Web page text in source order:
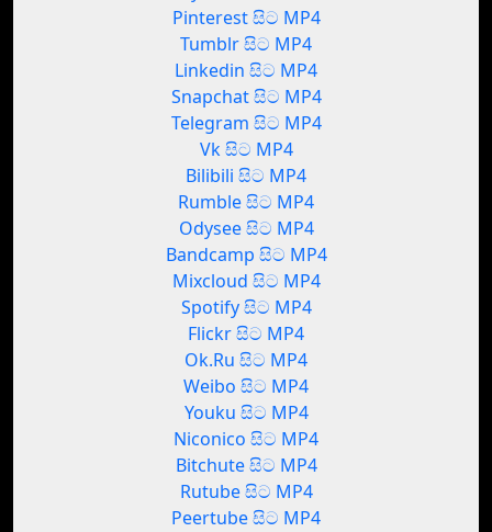
Pinterest සිට MP4
Tumblr සිට MP4
Linkedin සිට MP4
Snapchat සිට MP4
Telegram සිට MP4
Vk සිට MP4
Bilibili සිට MP4
Rumble සිට MP4
Odysee සිට MP4
Bandcamp සිට MP4
Mixcloud සිට MP4
Spotify සිට MP4
Flickr සිට MP4
Ok.Ru සිට MP4
Weibo සිට MP4
Youku සිට MP4
Niconico සිට MP4
Bitchute සිට MP4
Rutube සිට MP4
Peertube සිට MP4